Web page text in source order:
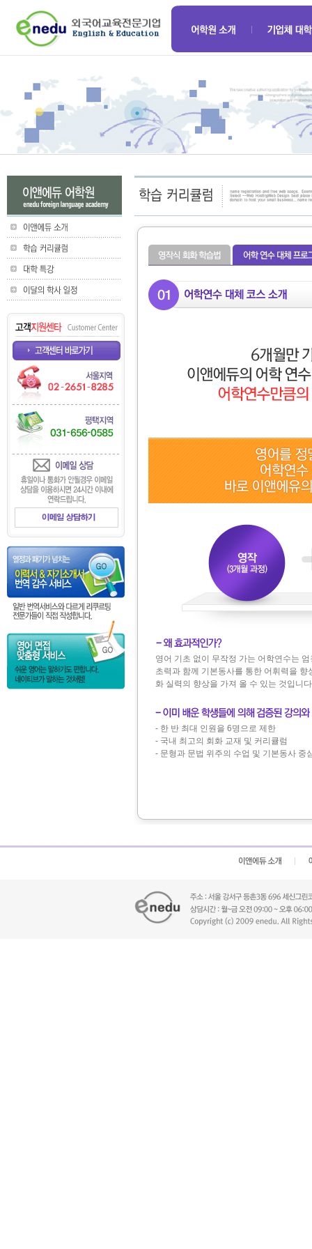
영어 기초 없이 무작정 가는 어학연수는
초력과 함께 기본동사를 통한 어휘력을
화 실력의 향상을 가져 올 수 있는 것입니
- 한 반 최대 인원을 6명으로 제한
- 국내 최고의 회화 교재 및 커리큘럼
- 문형과 문법 위주의 수업 및 기본동사 중